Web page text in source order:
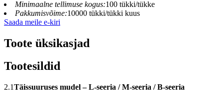
Minimaalne tellimuse kogus:100 tükki/tükke
Pakkumisvõime:10000 tükki/tükki kuus
Saada meile e-kiri
Toote üksikasjad
Tootesildid
2.1Täissuuruses mudel – L-seeria / M-seeria / B-seeria